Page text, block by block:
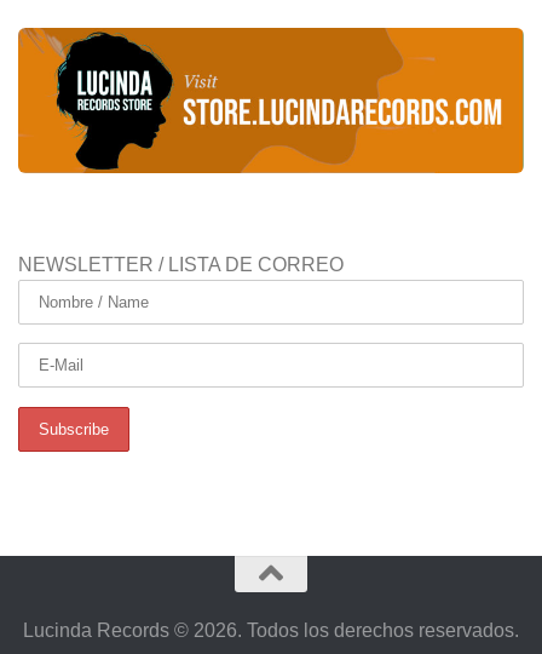
NEWSLETTER / LISTA DE CORREO
Lucinda Records © 2026. Todos los derechos reservados.